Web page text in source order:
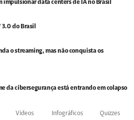
impulsionar data centers de IA no Brasil
3.0 do Brasil
o streaming, mas não conquista os
da cibersegurança está entrando em colapso
Vídeos Infográficos Quizzes